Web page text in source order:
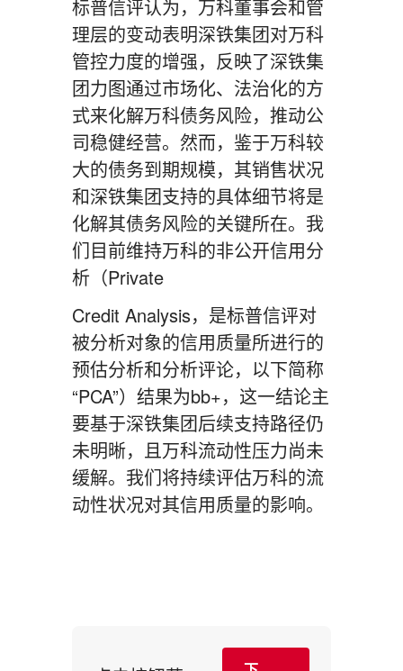
标普信评认为，万科董事会和管
理层的变动表明深铁集团对万科
管控力度的增强，反映了深铁集
团力图通过市场化、法治化的方
式来化解万科债务风险，推动公
司稳健经营。然而，鉴于万科较
大的债务到期规模，其销售状况
和深铁集团支持的具体细节将是
化解其债务风险的关键所在。我
们目前维持万科的非公开信用分
析（Private
Credit Analysis，是标普信评对
被分析对象的信用质量所进行的
预估分析和分析评论，以下简称
“PCA”）结果为bb+，这一结论主
要基于深铁集团后续支持路径仍
未明晰，且万科流动性压力尚未
缓解。我们将持续评估万科的流
动性状况对其信用质量的影响。